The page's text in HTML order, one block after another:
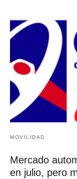
MOVILIDAD
Mercado
en julio, pero